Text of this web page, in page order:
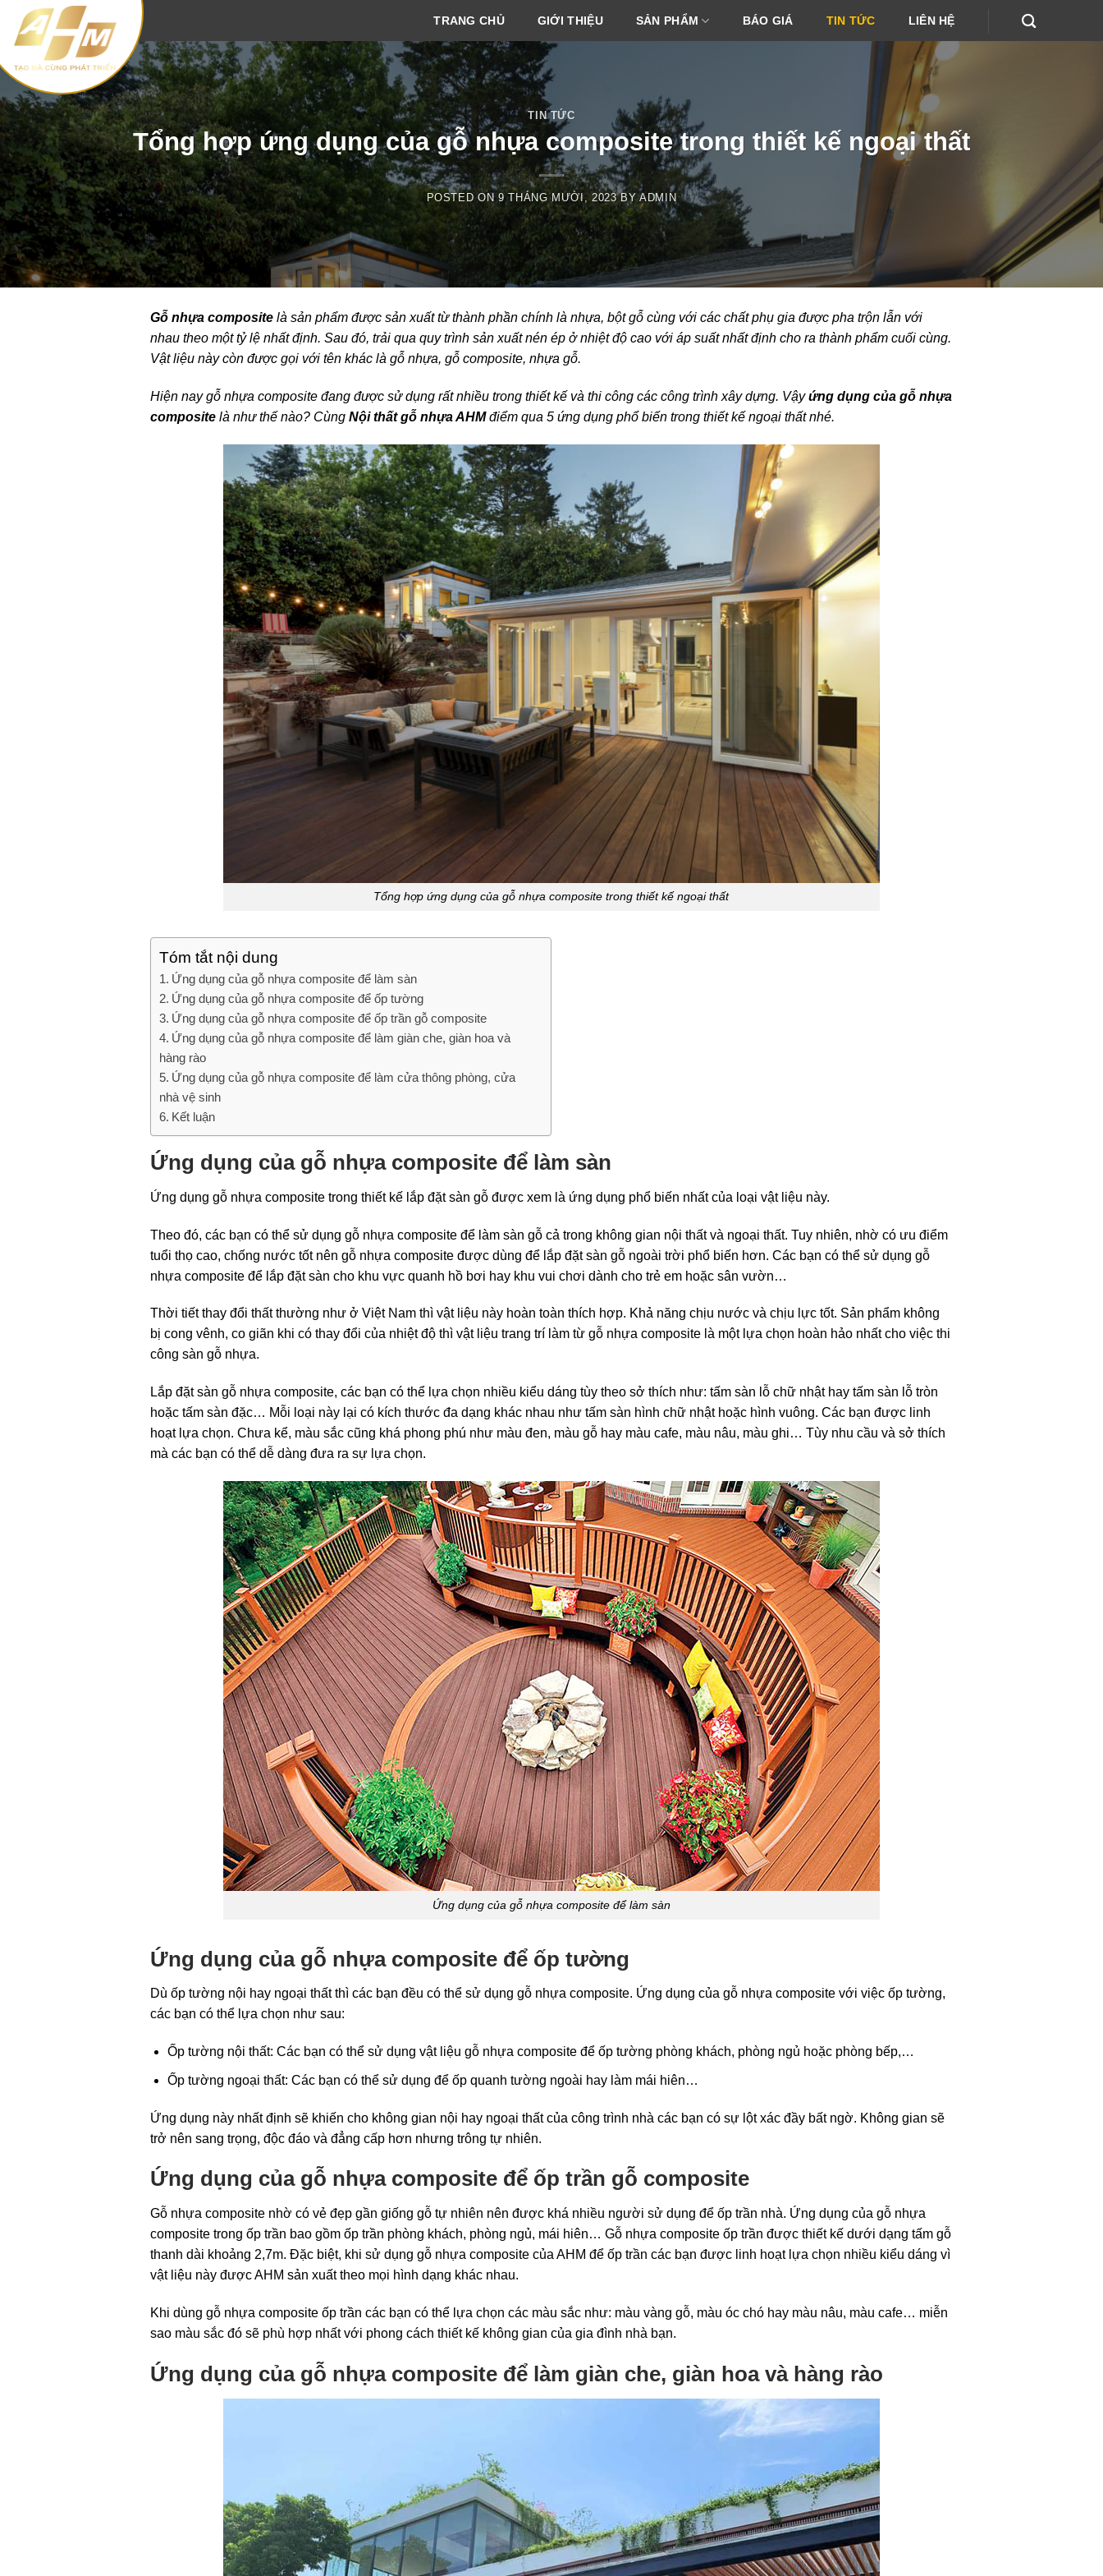
content
TRANG CHỦ GIỚI THIỆU SẢN PHẨM BÁO GIÁ TIN TỨC LIÊN HỆ
TIN TỨC
Tổng hợp ứng dụng của gỗ nhựa composite trong thiết kế ngoại thất
POSTED ON9 THÁNG MƯỜI, 2023BYADMIN
Gỗ nhựa compositelà sản phẩm được sản xuất từ thành phần chính là nhựa, bột gỗ cùng với các chất phụ gia được pha trộn lẫn với
nhau theo một tỷ lệ nhất định. Sau đó, trải qua quy trình sản xuất nén ép ở nhiệt độ cao với áp suất nhất định cho ra thành phẩm cuối cùng.
Vật liệu này còn được gọi với tên khác là gỗ nhựa, gỗ composite, nhựa gỗ.
Hiện nay gỗ nhựa composite đang được sử dụng rất nhiều trong thiết kế và thi công các công trình xây dựng. Vậyứng dụng của gỗ nhựa
compositelà như thế nào? Cùng Nội thất gỗ nhựa AHMđiểm qua 5 ứng dụng phổ biến trong thiết kế ngoại thất nhé.
Tổng hợp ứng dụng của gỗ nhựa composite trong thiết kế ngoại thất
Tóm tắt nội dung
Ứng dụng của gỗ nhựa composite để làm sàn
Ứng dụng của gỗ nhựa composite để ốp tường
Ứng dụng của gỗ nhựa composite để ốp trần gỗ composite
Ứng dụng của gỗ nhựa composite để làm giàn che, giàn hoa và
hàng rào
Ứng dụng của gỗ nhựa composite để làm cửa thông phòng, cửa
nhà vệ sinh
Kết luận
Ứng dụng của gỗ nhựa composite để làm sàn
Ứng dụng gỗ nhựa composite trong thiết kế lắp đặt sàn gỗ được xem là ứng dụng phổ biến nhất của loại vật liệu này.
Theo đó, các bạn có thể sử dụng gỗ nhựa composite để làm sàn gỗ cả trong không gian nội thất và ngoại thất. Tuy nhiên, nhờ có ưu điểm
tuổi thọ cao, chống nước tốt nên gỗ nhựa composite được dùng để lắp đặt sàn gỗ ngoài trời phổ biến hơn. Các bạn có thể sử dụng gỗ
nhựa composite để lắp đặt sàn cho khu vực quanh hồ bơi hay khu vui chơi dành cho trẻ em hoặc sân vườn…
Thời tiết thay đổi thất thường như ở Việt Nam thì vật liệu này hoàn toàn thích hợp. Khả năng chịu nước và chịu lực tốt. Sản phẩm không
bị cong vênh, co giãn khi có thay đổi của nhiệt độ thì vật liệu trang trí làm từ gỗ nhựa composite là một lựa chọn hoàn hảo nhất cho việc thi
công sàn gỗ nhựa.
Lắp đặt sàn gỗ nhựa composite, các bạn có thể lựa chọn nhiều kiểu dáng tùy theo sở thích như: tấm sàn lỗ chữ nhật hay tấm sàn lỗ tròn
hoặc tấm sàn đặc… Mỗi loại này lại có kích thước đa dạng khác nhau như tấm sàn hình chữ nhật hoặc hình vuông. Các bạn được linh
hoạt lựa chọn. Chưa kể, màu sắc cũng khá phong phú như màu đen, màu gỗ hay màu cafe, màu nâu, màu ghi… Tùy nhu cầu và sở thích
mà các bạn có thể dễ dàng đưa ra sự lựa chọn.
Ứng dụng của gỗ nhựa composite để làm sàn
Ứng dụng của gỗ nhựa composite để ốp tường
Dù ốp tường nội hay ngoại thất thì các bạn đều có thể sử dụng gỗ nhựa composite. Ứng dụng của gỗ nhựa composite với việc ốp tường,
các bạn có thể lựa chọn như sau:
Ốp tường nội thất: Các bạn có thể sử dụng vật liệu gỗ nhựa composite để ốp tường phòng khách, phòng ngủ hoặc phòng bếp,…
Ốp tường ngoại thất: Các bạn có thể sử dụng để ốp quanh tường ngoài hay làm mái hiên…
Ứng dụng này nhất định sẽ khiến cho không gian nội hay ngoại thất của công trình nhà các bạn có sự lột xác đầy bất ngờ. Không gian sẽ
trở nên sang trọng, độc đáo và đẳng cấp hơn nhưng trông tự nhiên.
Ứng dụng của gỗ nhựa composite để ốp trần gỗ composite
Gỗ nhựa composite nhờ có vẻ đẹp gần giống gỗ tự nhiên nên được khá nhiều người sử dụng để ốp trần nhà. Ứng dụng của gỗ nhựa
composite trong ốp trần bao gồm ốp trần phòng khách, phòng ngủ, mái hiên… Gỗ nhựa composite ốp trần được thiết kế dưới dạng tấm gỗ
thanh dài khoảng 2,7m. Đặc biệt, khi sử dụng gỗ nhựa composite của AHM để ốp trần các bạn được linh hoạt lựa chọn nhiều kiểu dáng vì
vật liệu này được AHM sản xuất theo mọi hình dạng khác nhau.
Khi dùng gỗ nhựa composite ốp trần các bạn có thể lựa chọn các màu sắc như: màu vàng gỗ, màu óc chó hay màu nâu, màu cafe… miễn
sao màu sắc đó sẽ phù hợp nhất với phong cách thiết kế không gian của gia đình nhà bạn.
Ứng dụng của gỗ nhựa composite để làm giàn che, giàn hoa và hàng rào